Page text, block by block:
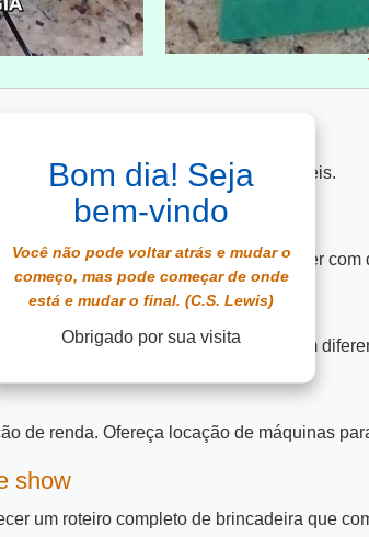
ou evento e criar memórias inesquecíveis.
revisar conteúdos de máterias e fazer
Eventos
organização de eventos, a Zuuc é um
de renda. Ofereça locação de máquinas
show
um roteiro completo de brincadeira que
Bom dia! Seja
bem-vindo
Você não pode voltar atrás e mudar o
começo, mas pode começar de onde
está e mudar o final. (C.S. Lewis)
Obrigado por sua visita